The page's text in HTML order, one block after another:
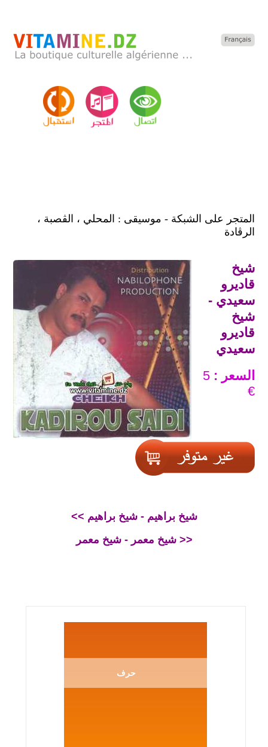
المتجر على الشبكة - موسيقى : المحلي ، الڨصبة ،
الرڨادة
شيخ
قاديرو
سعيدي -
شيخ
قاديرو
سعيدي
السعر : 5
€
<< شيخ براهيم - شيخ براهيم
شيخ معمر - شيخ معمر >>
حرف